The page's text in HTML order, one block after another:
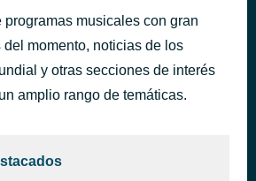
hace 39 minutos
programas musicales con gran
momento, noticias de los
y otras secciones de interés
amplio rango de temáticas.